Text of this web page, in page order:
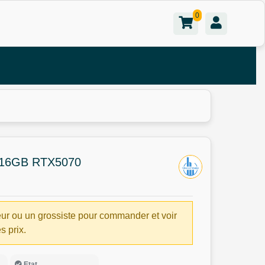
0
RTX5070
ou un grossiste pour commander et voir
prix.